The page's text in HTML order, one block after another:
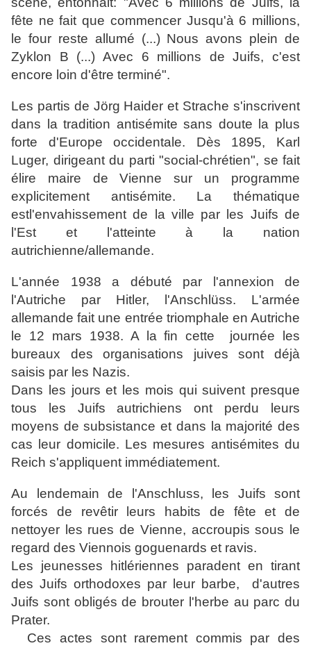
fête ne fait que commencer Jusqu'à 6 millions,
le four reste allumé (...) Nous avons plein de
Zyklon B (...) Avec 6 millions de Juifs, c'est
encore loin d'être terminé".
Les partis de Jörg Haider et Strache s'inscrivent
dans la tradition antisémite sans doute la plus
forte d'Europe occidentale. Dès 1895, Karl
Luger, dirigeant du parti "social-chrétien", se fait
élire maire de Vienne sur un programme
explicitement antisémite. La thématique
estl'envahissement de la ville par les Juifs de
l'Est et l'atteinte à la nation
autrichienne/allemande.
L'année 1938 a débuté par l'annexion de
l'Autriche par Hitler, l'Anschlüss. L'armée
allemande fait une entrée triomphale en Autriche
le 12 mars 1938. A la fin cette journée les
bureaux des organisations juives sont déjà
saisis par les Nazis.
Dans les jours et les mois qui suivent presque
tous les Juifs autrichiens ont perdu leurs
moyens de subsistance et dans la majorité des
cas leur domicile. Les mesures antisémites du
Reich s'appliquent immédiatement.
Au lendemain de l'Anschluss, les Juifs sont
forcés de revêtir leurs habits de fête et de
nettoyer les rues de Vienne, accroupis sous le
regard des Viennois goguenards et ravis.
Les jeunesses hitlériennes paradent en tirant
des Juifs orthodoxes par leur barbe, d'autres
Juifs sont obligés de brouter l'herbe au parc du
Prater.
Ces actes sont rarement commis par des